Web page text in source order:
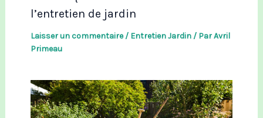
l’entretien de jardin
Laisser un commentaire / Entretien Jardin/ ParAvril
Primeau